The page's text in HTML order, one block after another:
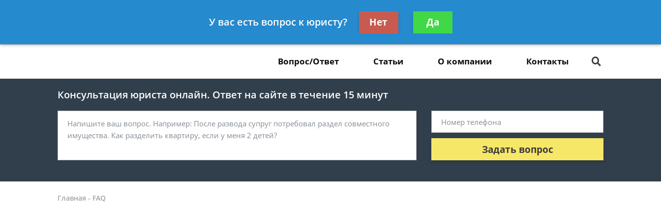
8 812 467-39-37
Получите консультацию
бесплатно
Вопрос/Ответ Статьи О компании Контакты
Консультация юриста онлайн. Ответ на сайте в течение 15 минут
Задать вопрос
Главная - FAQ
У вас есть вопрос к юристу? Нет Да